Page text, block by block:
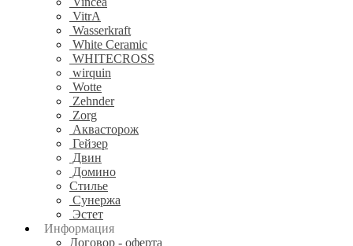
VitrA
Wasserkraft
White Ceramic
WHITECROSS
wirquin
Wotte
Zehnder
Zorg
Аквасторож
Гейзер
Двин
Домино
Стилье
Сунержа
Эстет
Информация
Договор - оферта